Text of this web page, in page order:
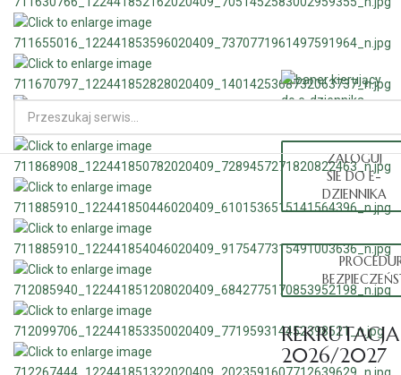
ZALOGUJ
SIE DO E-
DZIENNIKA
REKRUTACJA
2026/2027